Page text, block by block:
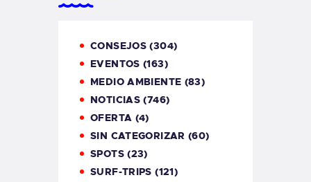
CONSEJOS (304)
EVENTOS (163)
MEDIO AMBIENTE (83)
NOTICIAS (746)
OFERTA (4)
SIN CATEGORIZAR (60)
SPOTS(23)
SURF-TRIPS (121)